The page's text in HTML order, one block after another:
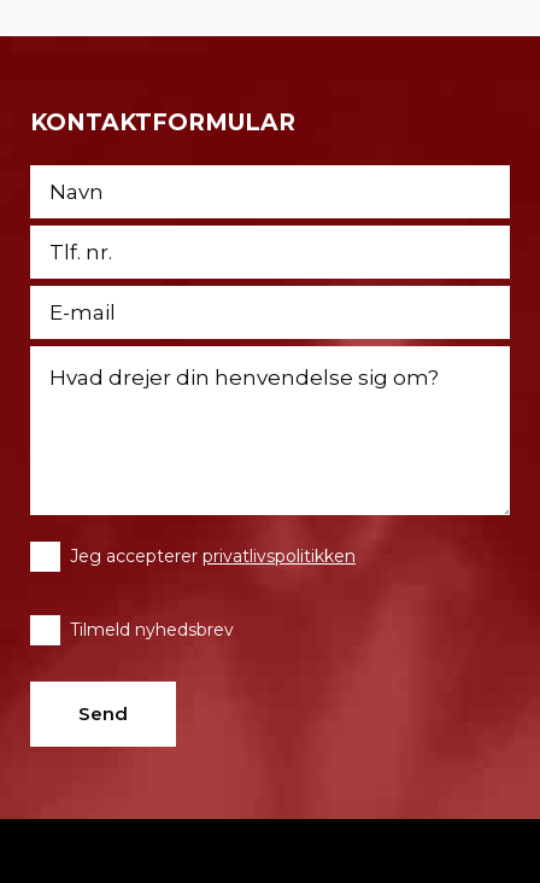
KONTAKTFORMULAR
Jeg accepterer privatlivspolitikken
Tilmeld nyhedsbrev